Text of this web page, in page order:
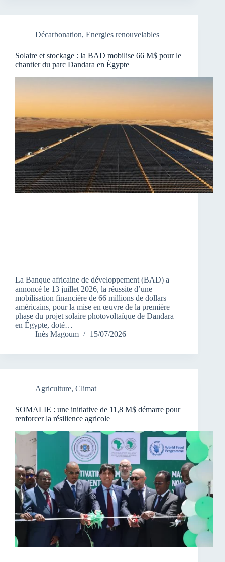
Décarbonation, Energies renouvelables
Solaire et stockage : la BAD mobilise 66 M$ pour le
chantier du parc Dandara en Égypte
La Banque africaine de développement (BAD) a
annoncé le 13 juillet 2026, la réussite d’une
mobilisation financière de 66 millions de dollars
américains, pour la mise en œuvre de la première
phase du projet solaire photovoltaïque de Dandara
en Égypte, doté…
Inès Magoum
15/07/2026
Agriculture, Climat
SOMALIE : une initiative de 11,8 M$ démarre pour
renforcer la résilience agricole